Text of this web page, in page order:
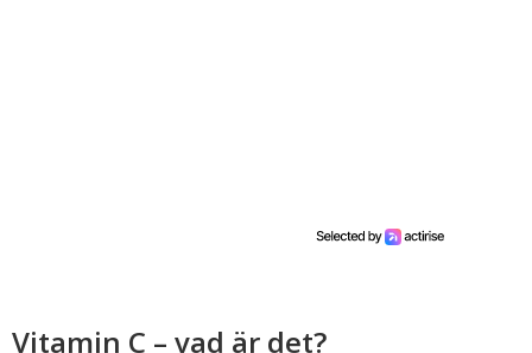
Vitamin C – vad är det?